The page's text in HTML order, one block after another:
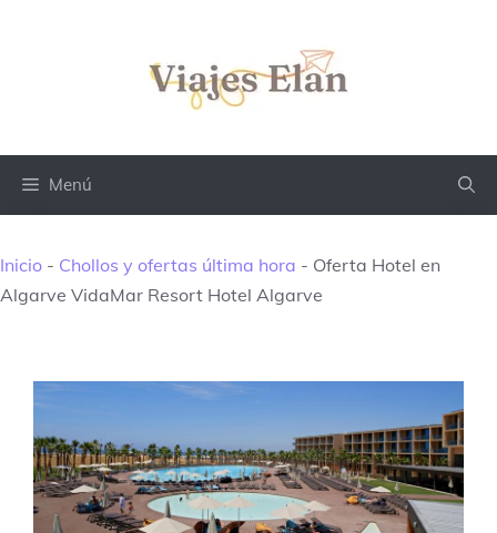
Menú
Inicio - Chollos y ofertas última hora - Oferta Hotel en
Algarve VidaMar Resort Hotel Algarve